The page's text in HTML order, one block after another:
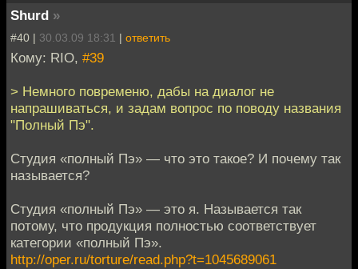
Shurd »
#40 | 30.03.09 18:31 | ответить
Кому: RIO, #39
> Немного повременю, дабы на диалог не
напрашиваться, и задам вопрос по поводу названия
"Полный Пэ".
Студия «полный Пэ» — что это такое? И почему так
называется?
Студия «полный Пэ» — это я. Называется так
потому, что продукция полностью соответствует
категории «полный Пэ».
http://oper.ru/torture/read.php?t=1045689061